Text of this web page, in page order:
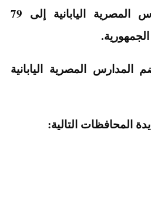
إجمالي عدد المدارس المصرية اليابانية إلى 79
المدارس المصرية اليابانية
المحافظات التالية: